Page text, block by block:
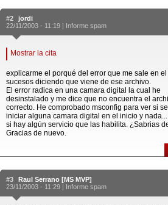
#2
jordi
22/11/2003 - 11:19 | Informe spam
Mostrar la cita
explicarme el porqué del error que me sale en el
sucesos diciendo que viene de ese archivo.
El error radica en una camara digital la cual he
desinstalado y me dice que no encuentra el
correcto. He comprobado msconfig para ver si
iniciar alguna camara digital en el inicio y
si hay algún servicio que las habilita. ¿Sabrias
Gracias de nuevo.
#3
Raul Serrano [MS MVP]
23/11/2003 - 11:29 | Informe spam